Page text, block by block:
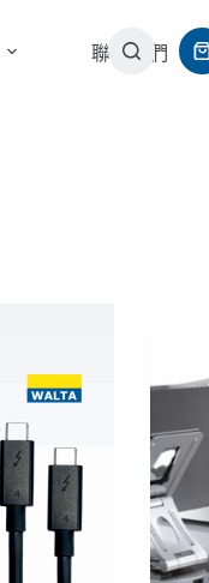
聯繫我們